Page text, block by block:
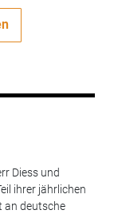
Diess und
ihrer jährlichen
an deutsche